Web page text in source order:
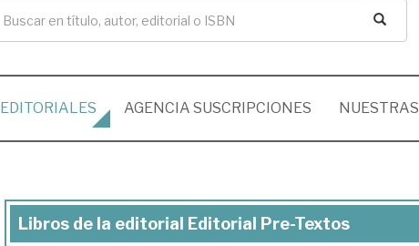
EDITORIALES AGENCIA SUSCRIPCIONES NUESTRAS
Libros
Libros de la editorial Editorial Pre-Textos